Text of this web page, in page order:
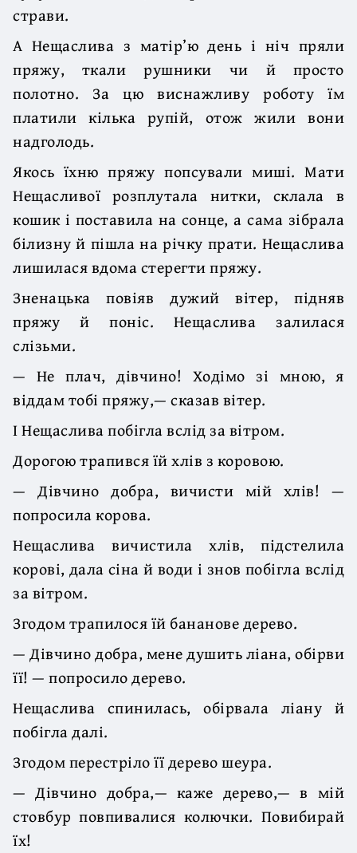
страви.
А Нещаслива з матір’ю день і ніч пряли
пряжу, ткали рушники чи й просто
полотно. За цю виснажливу роботу їм
платили кілька рупій, отож жили вони
надголодь.
Якось їхню пряжу попсували миші. Мати
Нещасливої розплутала нитки, склала в
кошик і поставила на сонце, а сама зібрала
білизну й пішла на річку прати. Нещаслива
лишилася вдома стерегти пряжу.
Зненацька повіяв дужий вітер, підняв
пряжу й поніс. Нещаслива залилася
слізьми.
— Не плач, дівчино! Ходімо зі мною, я
віддам тобі пряжу,— сказав вітер.
І Нещаслива побігла вслід за вітром.
Дорогою трапився їй хлів з коровою.
— Дівчино добра, вичисти мій хлів! —
попросила корова.
Нещаслива вичистила хлів, підстелила
корові, дала сіна й води і знов побігла вслід
за вітром.
Згодом трапилося їй бананове дерево.
— Дівчино добра, мене душить ліана, обірви
її! — попросило дерево.
Нещаслива спинилась, обірвала ліану й
побігла далі.
Згодом перестріло її дерево шеура.
— Дівчино добра,— каже дерево,— в мій
стовбур повпивалися колючки. Повибирай
їх!